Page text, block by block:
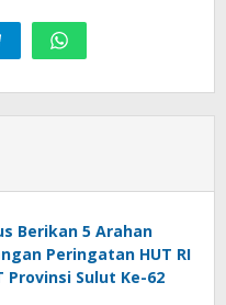
Berikan 5 Arahan
Peringatan HUT RI
Provinsi Sulut Ke-62